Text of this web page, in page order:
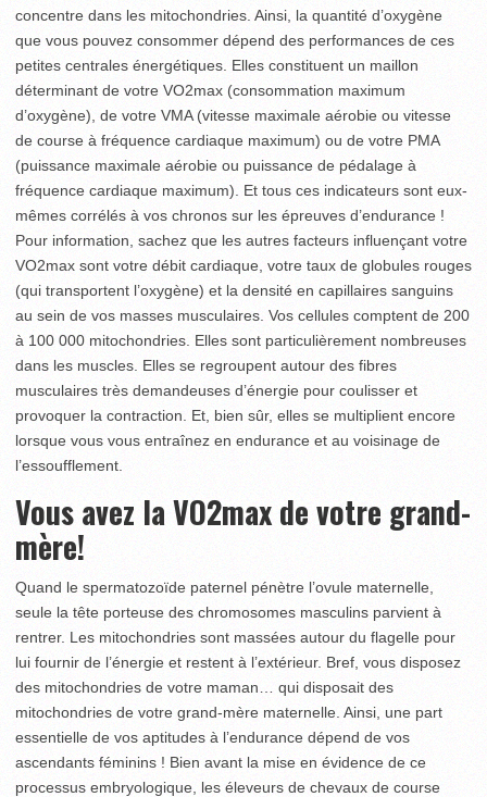
concentre dans les mitochondries. Ainsi, la quantité d’oxygène
que vous pouvez consommer dépend des performances de ces
petites centrales énergétiques. Elles constituent un maillon
déterminant de votre VO2max (consommation maximum
d’oxygène), de votre VMA (vitesse maximale aérobie ou vitesse
de course à fréquence cardiaque maximum) ou de votre PMA
(puissance maximale aérobie ou puissance de pédalage à
fréquence cardiaque maximum). Et tous ces indicateurs sont eux-
mêmes corrélés à vos chronos sur les épreuves d’endurance !
Pour information, sachez que les autres facteurs influençant votre
VO2max sont votre débit cardiaque, votre taux de globules rouges
(qui transportent l’oxygène) et la densité en capillaires sanguins
au sein de vos masses musculaires. Vos cellules comptent de 200
à 100 000 mitochondries. Elles sont particulièrement nombreuses
dans les muscles. Elles se regroupent autour des fibres
musculaires très demandeuses d’énergie pour coulisser et
provoquer la contraction. Et, bien sûr, elles se multiplient encore
lorsque vous vous entraînez en endurance et au voisinage de
l’essoufflement.
Vous avez la VO2max de votre grand-
mère!
Quand le spermatozoïde paternel pénètre l’ovule maternelle,
seule la tête porteuse des chromosomes masculins parvient à
rentrer. Les mitochondries sont massées autour du flagelle pour
lui fournir de l’énergie et restent à l’extérieur. Bref, vous disposez
des mitochondries de votre maman… qui disposait des
mitochondries de votre grand-mère maternelle. Ainsi, une part
essentielle de vos aptitudes à l’endurance dépend de vos
ascendants féminins ! Bien avant la mise en évidence de ce
processus embryologique, les éleveurs de chevaux de course